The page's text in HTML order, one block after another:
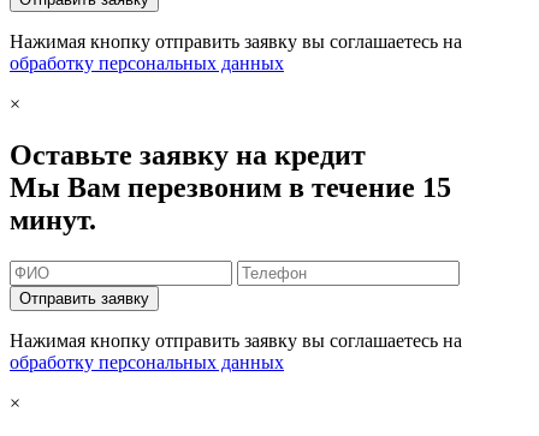
Нажимая кнопку отправить заявку вы соглашаетесь на
обработку персональных данных
×
Оставьте заявку на кредит
Мы Вам перезвоним в течение 15
минут.
Отправить заявку
Нажимая кнопку отправить заявку вы соглашаетесь на
обработку персональных данных
×